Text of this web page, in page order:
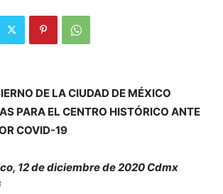
DE LA CIUDAD DE MÉXICO
PARA EL CENTRO HISTÓRICO ANTE
COVID-19
12 de diciembre de 2020 Cdmx